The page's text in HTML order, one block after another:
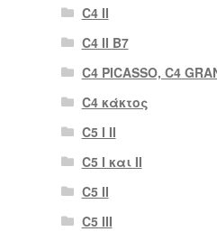
C4 II
C4 II B7
C4 PICASSO, C4
C4 κάκτος
C5 I II
C5 I και II
C5 II
C5 III